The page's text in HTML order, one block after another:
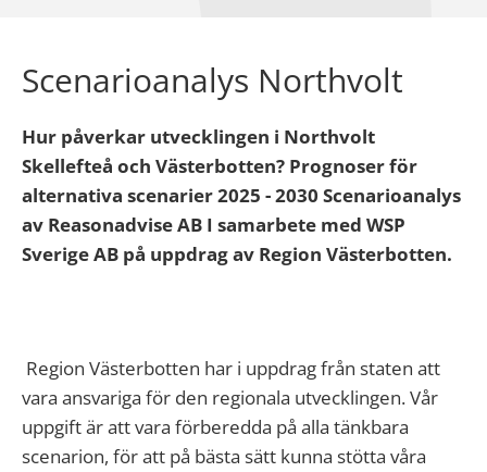
Scenarioanalys Northvolt
Hur påverkar utvecklingen i Northvolt
Skellefteå och Västerbotten? Prognoser för
alternativa scenarier 2025 - 2030 Scenarioanalys
av Reasonadvise AB I samarbete med WSP
Sverige AB på uppdrag av Region Västerbotten.
Region Västerbotten har i uppdrag från staten att
vara ansvariga för den regionala utvecklingen. Vår
uppgift är att vara förberedda på alla tänkbara
scenarion, för att på bästa sätt kunna stötta våra